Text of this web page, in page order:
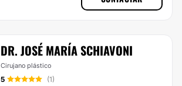
DR. JOSÉ MARÍA SCHIAVONI
Cirujano plástico
5
(1)